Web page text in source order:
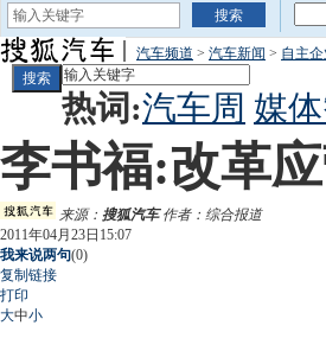
汽车频道 > 汽车新闻 > 自主
热词:汽车周 媒
李书福:改革
来源： 搜狐汽车作者：综合报道
2011年04月23日15:07
我来说两句(0)
复制链接
打印
大中小